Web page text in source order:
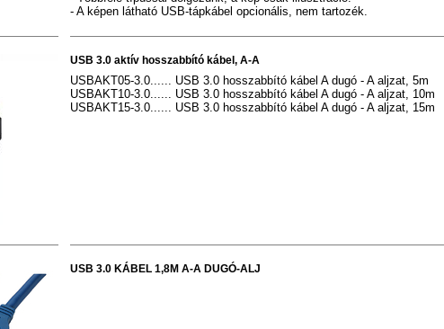
- A képen látható USB-tápkábel opcionális, nem tartozék.
USB 3.0 aktív hosszabbító kábel, A-A
USBAKT05-3.0...... USB 3.0 hosszabbító kábel A dugó - A aljzat, 5m
USBAKT10-3.0...... USB 3.0 hosszabbító kábel A dugó - A aljzat, 10m
USBAKT15-3.0...... USB 3.0 hosszabbító kábel A dugó - A aljzat, 15m
USB 3.0 KÁBEL 1,8M A-A DUGÓ-ALJ